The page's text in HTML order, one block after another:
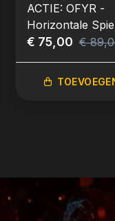
ACTIE: OFYR -
Horizontale
Ring 85
€ 75,00 €